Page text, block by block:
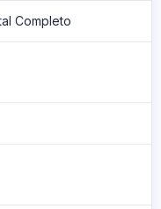
Completo